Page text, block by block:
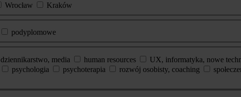
Wrocław
Kraków
podyplomowe
dziennikarstwo, media human resources UX, informatyka, nowe
psychologia psychoterapia rozwój osobisty, coaching